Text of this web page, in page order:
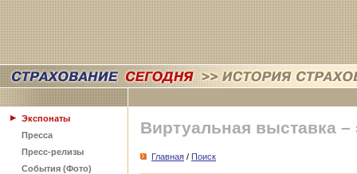
Экспонаты
Пресса
Пресс-релизы
События (Фото)
Виртуальная выставка –
Главная / Поиск